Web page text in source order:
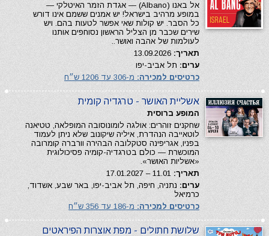
אל באנו (Albano) — אגדת הזמר האיטלקי —
במופע מרהיב בישראל! יש אמנים ששמם אינו דורש
כל הסבר. יש קולות שאי אפשר לטעות בהם. ויש
שירים שכבר מן הצליל הראשון נסוחפים אותנו
לעולמות של אהבה ואושר..
תאריך:
ערים: תל אביב-יפו
כרטיסים למכירה: מ-306 עד 1206 ש״ח
אשליית האושר - טרגדיה קומית
המופע ברוסית
שחקנים זוהרים: אולגה לומונוסובה המופלאה, טטיאנה
לוטאייבה הנהדרת, איליה שיקונוב שלא ניתן לעמוד
בפניו, אגריפינה סטקלובה הבהירה וורברה קומרובה
המוכשרת — כולם בטרגדיה-קומיה פסיכולוגית
«אשליות האושר».
תאריך:
ערים: נתניה, חיפה, תל אביב-יפו, באר שבע, אשדוד,
כרמיאל
כרטיסים למכירה: מ-186 עד 356 ש״ח
שלושת חתולים - מפת אוצרות הפיראטים